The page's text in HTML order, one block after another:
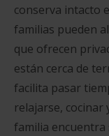
conserva intacto
familias pueden
que ofrecen
están cerca de
facilita pasar
relajarse, cocinar
familia encuentra